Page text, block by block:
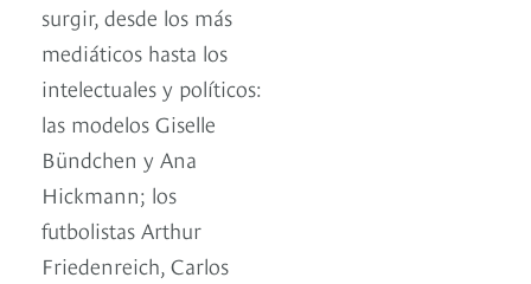
surgir, desde los más
mediáticos hasta los
intelectuales y políticos:
las modelos Giselle
Bündchen y Ana
Hickmann; los
futbolistas Arthur
Friedenreich, Carlos